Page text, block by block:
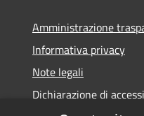
Amministrazione
Informativa privacy
Note legali
Dichiarazione di